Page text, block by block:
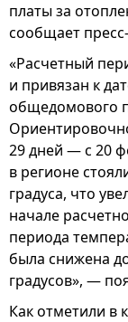
платы за
сообщает
«Расчетный
и привязан к
общедомового
29 дней — с 20
в регионе
градуса, что
начале
периода
была снижена
градусов», —
Как отметили в